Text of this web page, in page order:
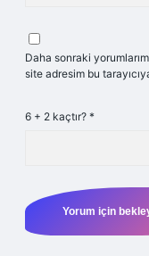
Daha sonraki
site adresim bu
6 + 2 kaçtır? *